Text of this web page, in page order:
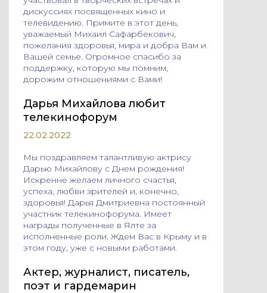
дискуссиях посвященных кино и
телевидению. Примите в этот день,
уважаемый Михаил Сафарбекович,
пожелания здоровья, мира и добра Вам и
Вашей семье. Огромное спасибо за
поддержку, которую мы помним,
дорожим отношениями с Вами!
Дарья Михайлова любит
телекинофорум
22.02.2022
Мы поздравляем талантливую актрису
Дарью Михайлову с Днем рождения!
Искренне желаем личного счастья,
успеха, любви зрителей и, конечно,
здоровья! Дарья Дмитриевна постоянный
участник телекинофорума. Имеет
награды полученные в Ялте за
исполненные роли. Ждем Вас в Крыму и в
этом году, уже с новыми работами.
Актер, журналист, писатель,
поэт и гардемарин